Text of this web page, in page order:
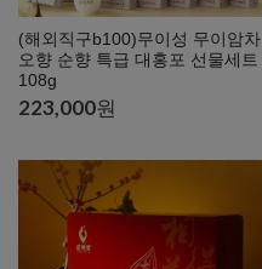
(해외직구b100)무이성 무이암차
오향 순향 특급 대홍포 선물세트
108g
223,000원